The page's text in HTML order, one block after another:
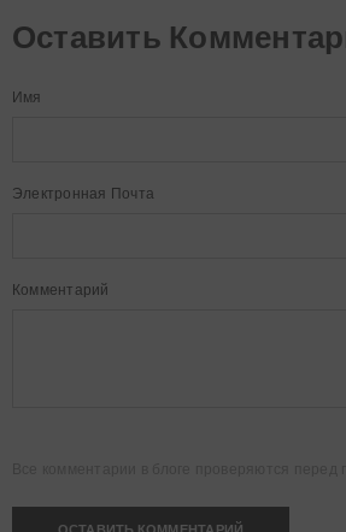
Оставить
Имя
Электронная Почта
Комментарий